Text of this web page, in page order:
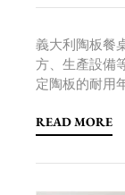
義大利陶板餐
方、生產設備
定陶板的耐用
READ MORE